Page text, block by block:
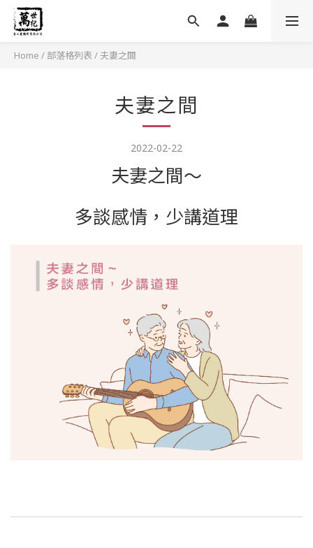
Home / 部落格列表 / 夫妻之間
夫妻之間
2022-02-22
夫妻之間〜
多談感情，少講道理